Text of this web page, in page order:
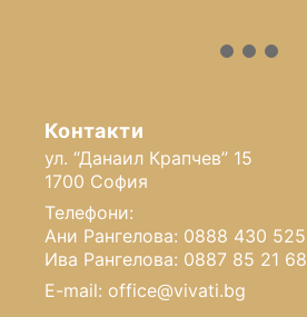
Контакти
ул. “Данаил Крапчев” 15
1700 София
Телефони:
Ани Рангелова: 0888 430 525
Ива Рангелова: 0887 85 21 68
E-mail: office@vivati.bg